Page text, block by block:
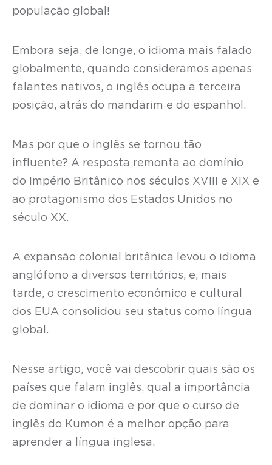
população global!
Embora seja, de longe, o idioma mais falado
globalmente, quando consideramos apenas
falantes nativos, o inglês ocupa a terceira
posição, atrás do mandarim e do espanhol.
Mas por que o inglês se tornou tão
influente? A resposta remonta ao domínio
do Império Britânico nos séculos XVIII e XIX e
ao protagonismo dos Estados Unidos no
século XX.
A expansão colonial britânica levou o idioma
anglófono a diversos territórios, e, mais
tarde, o crescimento econômico e cultural
dos EUA consolidou seu status como língua
global.
Nesse artigo, você vai descobrir quais são os
países que falam inglês, qual a importância
de dominar o idioma e por que o curso de
inglês do Kumon é a melhor opção para
aprender a língua inglesa.